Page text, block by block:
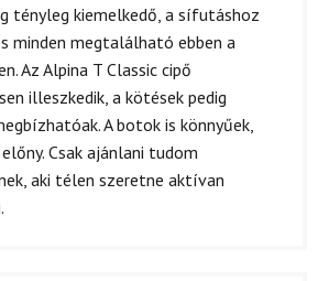
Értékelés:
5
tényleg kiemelkedő, a sífutáshoz
minden megtalálható ebben a
Az Alpina T Classic cipő
illeszkedik, a kötések pedig
A botok is könnyűek,
Csak ajánlani tudom
aki télen szeretne aktívan